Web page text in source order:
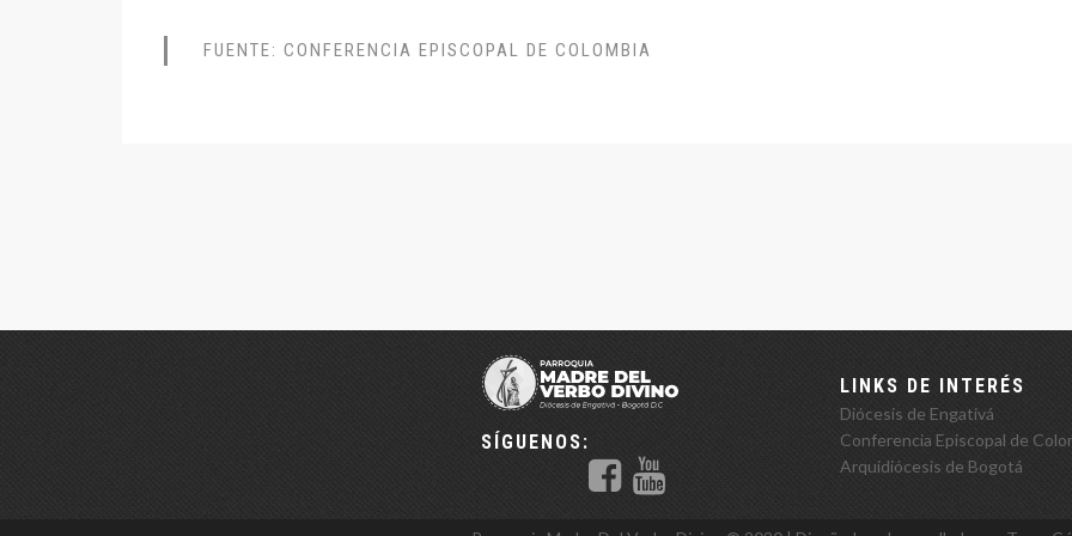
FUENTE: CONFERENCIA EPISCOPAL DE COLOMBIA
SÍGUENOS:
LINKS DE INTERÉS
Diócesis de Engativá
Conferencia Episcopal de
Arquidiócesis de Bogotá